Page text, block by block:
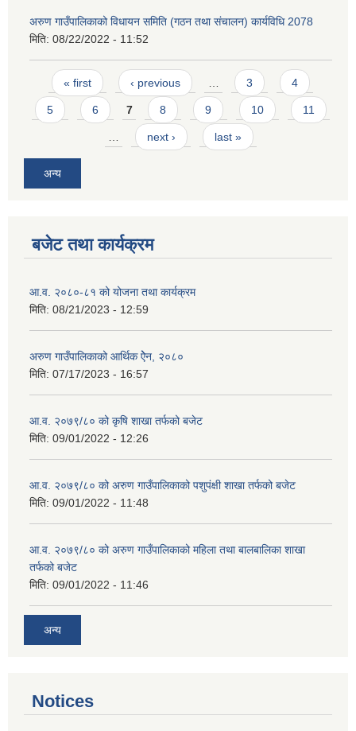
अरुण गाउँपालिकाको विधायन समिति (गठन तथा संचालन) कार्यविधि 2078
मिति: 08/22/2022 - 11:52
Pages
« first ‹ previous 3 4
5 6 7 8 9 10 11
next › last »
अन्य
बजेट तथा कार्यक्रम
आ.व. २०८०-८१ को योजना तथा कार्यक्रम
मिति: 08/21/2023 - 12:59
अरुण गाउँपालिकाको आर्थिक ऐेन, २०८०
मिति: 07/17/2023 - 16:57
आ.व. २०७९/८० को कृषि शाखा तर्फको बजेट
मिति: 09/01/2022 - 12:26
आ.व. २०७९/८० को अरुण गाउँपालिकाको पशुपंक्षी शाखा तर्फको बजेट
मिति: 09/01/2022 - 11:48
आ.व. २०७९/८० को अरुण गाउँपालिकाको महिला तथा बालबालिका शाखा
तर्फको बजेट
मिति: 09/01/2022 - 11:46
अन्य
Notices